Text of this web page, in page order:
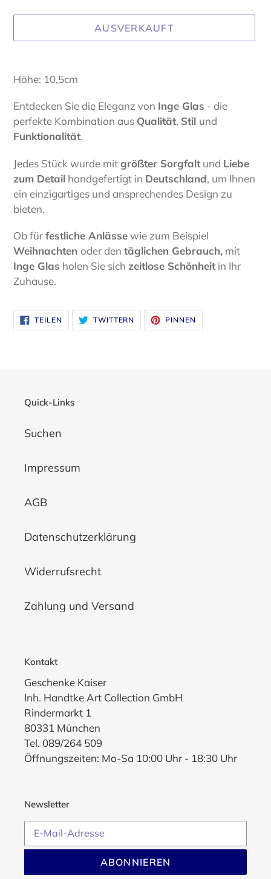
AUSVERKAUFT
wird
Warenkorb
hinzugefügt
Höhe: 10,5cm
Entdecken Sie die Eleganz von Inge Glas - die
perfekte Kombination aus Qualität, Stil und
Funktionalität.
Jedes Stück wurde mitgrößter Sorgfalt und Liebe
zum Detail handgefertigt in Deutschland, um Ihnen
ein einzigartiges und ansprechendes Design zu
bieten.
Ob fürfestliche Anlässewie zum Beispiel
Weihnachten oder den täglichen Gebrauch, mit
Inge Glas holen Sie sich zeitlose Schönheit in Ihr
Zuhause.
TEILEN
FACEBOOK
TEILEN
TWITTERN AUF
TWITTER
TWITTERN
PINNEN
PINNEN
Quick-Links
Suchen
Impressum
AGB
Datenschutzerklärung
Widerrufsrecht
Zahlung und Versand
Kontakt
Geschenke Kaiser
Inh. Handtke Art Collection GmbH
Rindermarkt 1
80331 München
Tel. 089/264 509
Öffnungszeiten: Mo-Sa 10:00 Uhr - 18:30 Uhr
Newsletter
ABONNIEREN